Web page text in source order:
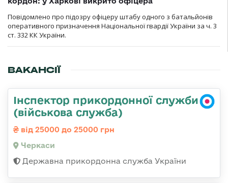
Повідомлено про підозру офіцеру штабу одного з батальйонів
оперативного призначення Національної гвардії України за ч. 3
ст. 332 КК України.
ВАКАНСІЇ
Інспектор прикордонної служби
(військова служба)
від 25000 до 25000 грн
Черкаси
Державна прикордонна служба України